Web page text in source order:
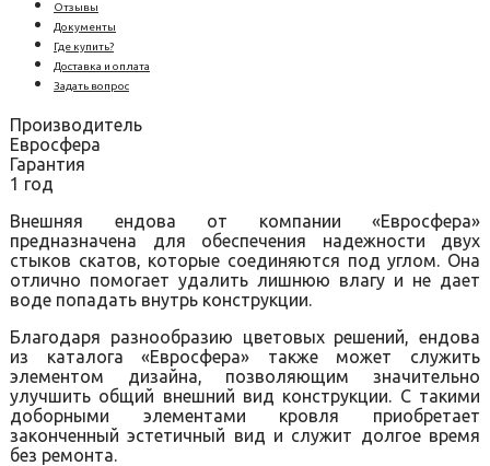
Отзывы
Документы
Где купить?
Доставка и оплата
Задать вопрос
Производитель
Евросфера
Гарантия
1 год
Внешняя ендова от компании «Евросфера»
предназначена для обеспечения надежности двух
стыков скатов, которые соединяются под углом. Она
отлично помогает удалить лишнюю влагу и не дает
воде попадать внутрь конструкции.
Благодаря разнообразию цветовых решений, ендова
из каталога «Евросфера» также может служить
элементом дизайна, позволяющим значительно
улучшить общий внешний вид конструкции. С такими
доборными элементами кровля приобретает
законченный эстетичный вид и служит долгое время
без ремонта.